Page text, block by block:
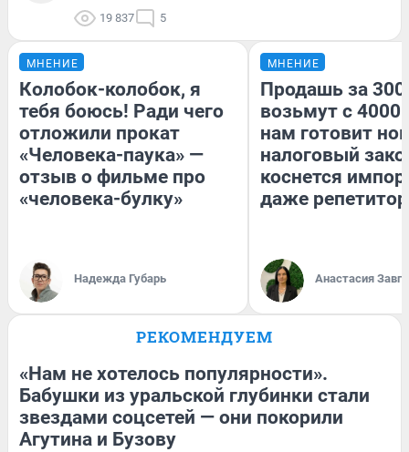
19 837 5
МНЕНИЕ
Колобок-колобок, я
тебя боюсь! Ради чего
отложили прокат
«Человека-паука» —
отзыв о фильме про
«человека-булку»
Надежда Губарь
МНЕНИЕ
Продашь за
возьмут с
нам готовит
налоговый
коснется
даже
Анастасия
РЕКОМЕНДУЕМ
«Нам не хотелось популярности».
Бабушки из уральской глубинки стали
звездами соцсетей — они покорили
Агутина и Бузову